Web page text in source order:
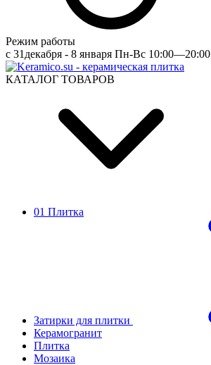
Режим работы
c 31декабря - 8 января Пн-Вс 10:00—20:00
КАТАЛОГ ТОВАРОВ
01 Плитка
Затирки для плитки
Керамогранит
Плитка
Мозаика